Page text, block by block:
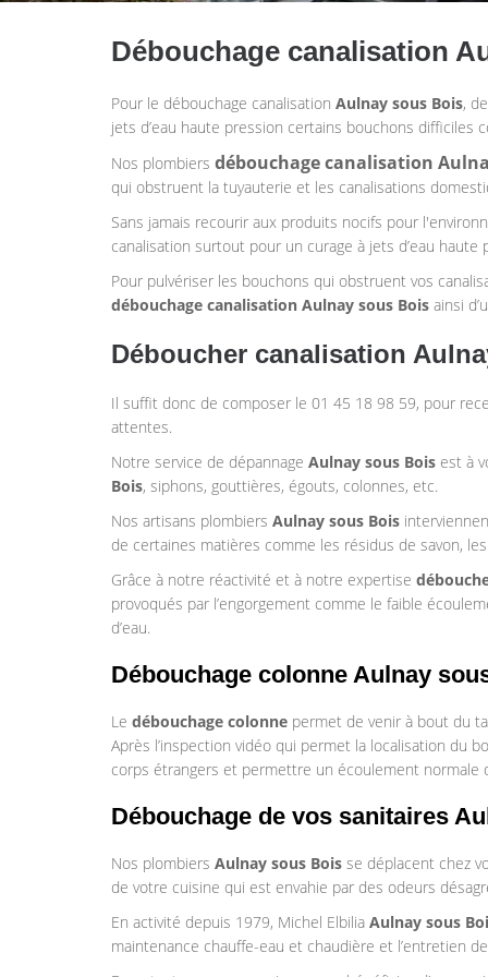
Débouchage canalisation
Pour le débouchage canalisation Aulnay sous Bois,
jets d’eau haute pression certains bouchons difficiles
Nos plombiers débouchage canalisation
qui obstruent la tuyauterie et les canalisations
Sans jamais recourir aux produits nocifs pour
canalisation surtout pour un curage à jets d’eau haute
Pour pulvériser les bouchons qui obstruent vos
débouchage canalisation Aulnay sous Bois ainsi
Déboucher canalisation
Il suffit donc de composer le 01 45 18 98 59, pour
attentes.
Notre service de dépannage Aulnay sous Bois est à
Bois, siphons, gouttières, égouts, colonnes, etc.
Nos artisans plombiers Aulnay sous Bois
de certaines matières comme les résidus de savon,
Grâce à notre réactivité et à notre expertise
provoqués par l’engorgement comme le faible
d’eau.
Débouchage colonne Aulnay
Le débouchage colonne permet de venir à bout du
Après l’inspection vidéo qui permet la localisation du
corps étrangers et permettre un écoulement normale
Débouchage de vos sanitaires
Nos plombiers Aulnay sous Bois se déplacent chez
de votre cuisine qui est envahie par des odeurs
En activité depuis 1979, Michel Elbilia Aulnay sous
maintenance chauffe-eau et chaudière et l’entretien